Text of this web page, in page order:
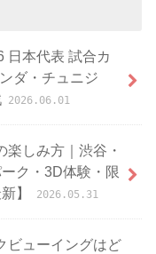
日本代表 試合カ
ダ・チュニジ
2026.06.01
楽しみ方｜渋谷・
ク・3D体験・限
】
2026.05.31
ビューイングはど